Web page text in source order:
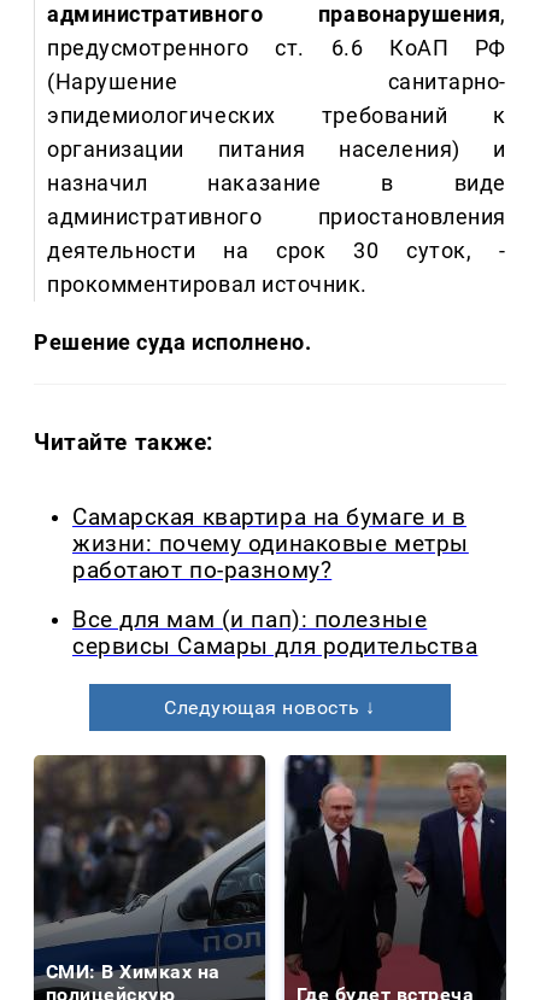
административного правонарушения,
предусмотренного ст. 6.6 КоАП РФ
(Нарушение санитарно-
эпидемиологических требований к
организации питания населения) и
назначил наказание в виде
административного приостановления
деятельности на срок 30 суток, -
прокомментировал источник.
Решение суда исполнено.
Читайте также:
Самарская квартира на бумаге и в
жизни: почему одинаковые метры
работают по-разному?
Все для мам (и пап): полезные
сервисы Самары для родительства
Следующая новость ↓
СМИ: В Химках на
полицейскую
Где будет встреча